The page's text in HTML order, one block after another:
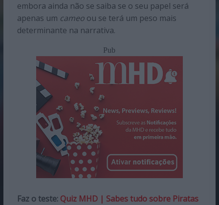
embora ainda não se saiba se o seu papel será
apenas um cameoou se terá um peso mais
determinante na narrativa.
Pub
Faz o teste: Quiz MHD | Sabes tudo sobre Piratas